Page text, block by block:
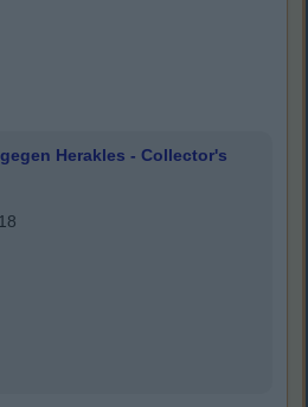
Herakles - Collector's